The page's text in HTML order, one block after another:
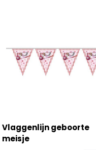
Vlaggenlijn geboorte
meisje